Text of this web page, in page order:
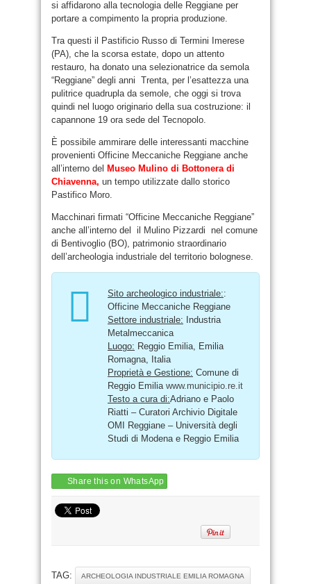
si affidarono alla tecnologia delle Reggiane per
portare a compimento la propria produzione.
Tra questi il Pastificio Russo di Termini Imerese
(PA), che la scorsa estate, dopo un attento
restauro, ha donato una selezionatrice da semola
“Reggiane” degli anni Trenta, per l’esattezza una
pulitrice quadrupla da semole, che oggi si trova
quindi nel luogo originario della sua costruzione: il
capannone 19 ora sede del Tecnopolo.
È possibile ammirare delle interessanti macchine
provenienti Officine Meccaniche Reggiane anche
all’interno del Museo Mulino di Bottonera di
Chiavenna, un tempo utilizzate dallo storico
Pastifico Moro.
Macchinari firmati “Officine Meccaniche Reggiane”
anche all’interno del il Mulino Pizzardi nel comune
di Bentivoglio (BO), patrimonio straordinario
dell’archeologia industriale del territorio bolognese.
Sito archeologico industriale::
Officine Meccaniche Reggiane
Settore industriale: Industria
Metalmeccanica
Luogo: Reggio Emilia, Emilia
Romagna, Italia
Proprietà e Gestione: Comune di
Reggio Emilia www.municipio.re.it
Testo a cura di:Adriano e Paolo
Riatti – Curatori Archivio Digitale
OMI Reggiane – Università degli
Studi di Modena e Reggio Emilia
Share this on WhatsApp
TAG: ARCHEOLOGIA INDUSTRIALE EMILIA ROMAGNA